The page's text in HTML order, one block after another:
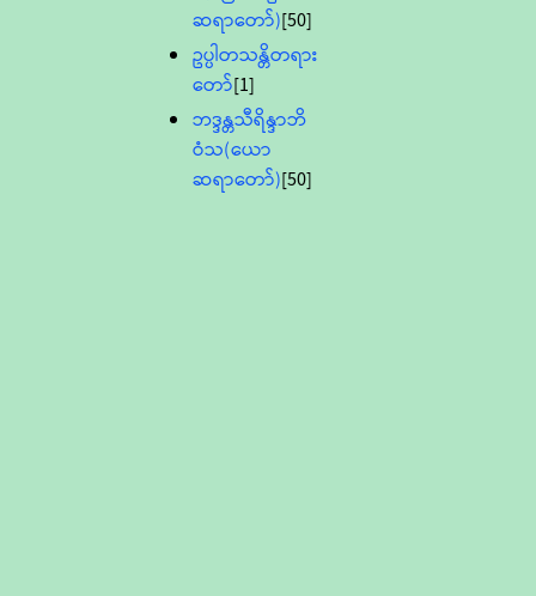
ဆရာတော်)[50]
ဥပ္ပါတသန္တိတရား
တော်[1]
ဘဒ္ဒန္တသီရိန္ဒာဘိ
ဝံသ(ယော
ဆရာတော်)[50]